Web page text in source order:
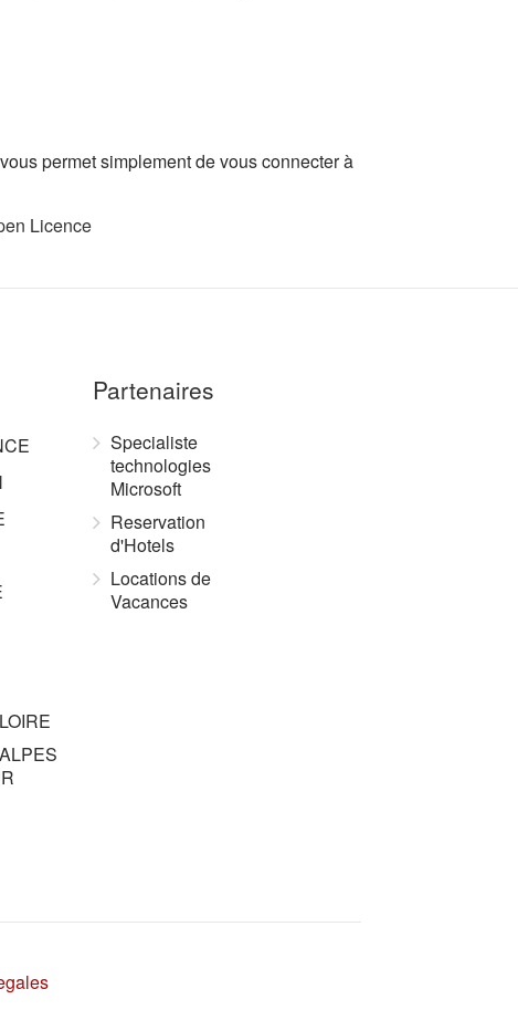
permet simplement de vous connecter à
Licence
Partenaires
Specialiste
technologies
Microsoft
Reservation
d'Hotels
Locations de
Vacances